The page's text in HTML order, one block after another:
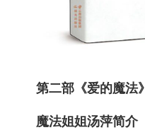
第二部《爱的魔法》
魔法姐姐汤萍简介